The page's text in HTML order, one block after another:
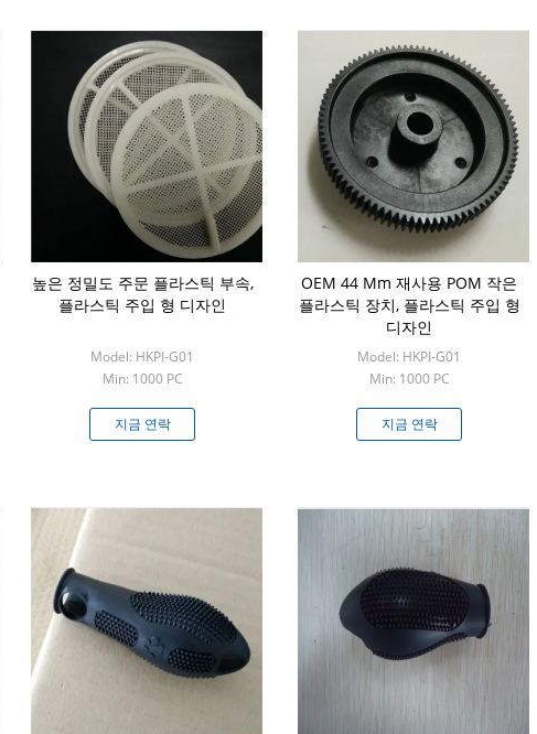
높은 정밀도 주문 플라스틱 부속,
플라스틱 주입 형 디자인
Model: HKPI-G01
Min: 1000 PC
지금 연락
OEM 44 Mm 재사용 POM 작은
플라스틱 장치, 플라스틱 주입 형
디자인
Model: HKPI-G01
Min: 1000 PC
지금 연락